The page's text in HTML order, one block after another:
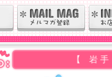
【 岩 手・秋 田 】